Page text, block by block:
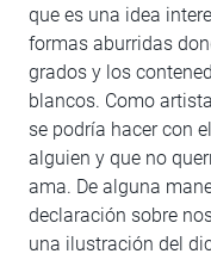
que es una idea
formas aburridas
grados y los
blancos. Como
se podría hacer con
alguien y que no
ama. De alguna
declaración sobre
una ilustración del